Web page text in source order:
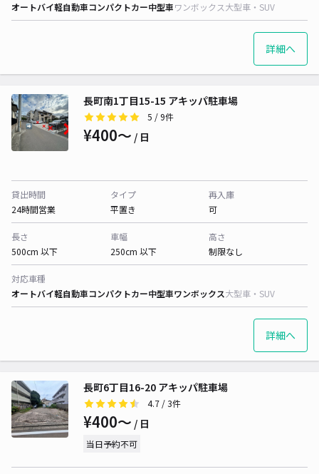
オートバイ軽自動車コンパクトカー中型車ワンボックス大型車・SUV
詳細へ
長町南1丁目15-15 アキッパ駐車場
5 / 9件
¥400〜 / 日
貸出時間
24時間営業
タイプ
平置き
再入庫
可
長さ
500cm 以下
車幅
250cm 以下
高さ
制限なし
対応車種
オートバイ軽自動車コンパクトカー中型車ワンボックス大型車・SUV
詳細へ
長町6丁目16-20 アキッパ駐車場
4.7 / 3件
¥400〜 / 日
当日予約不可